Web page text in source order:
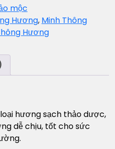
mộc
Hương, Minh Thông
Hương
hương sạch thảo dược,
dễ chịu, tốt cho sức